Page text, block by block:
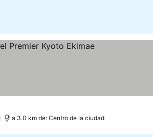
a 3.0 km de: Centro de la ciudad